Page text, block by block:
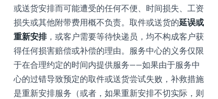
或送货安排而可能遭受的任何不便、时间损失、工资
损失或其他附带费用概不负责。取件或送货的延误或
重新安排，或客户需要等待快递员，均不构成客户获
得任何损害赔偿或补偿的理由。服务中心的义务仅限
于在合理约定的时间内提供服务——如果由于服务中
心的过错导致预定的取件或送货尝试失败，补救措施
是重新安排服务（或者，如果重新安排不切实际，则